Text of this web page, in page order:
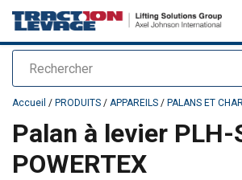
Rechercher
Ajouté au panier
Accueil / PRODUITS / APPAREILS / PALANS ET
Palan à levier PLH-
POWERTEX